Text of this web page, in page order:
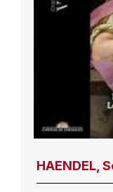
HAENDEL,